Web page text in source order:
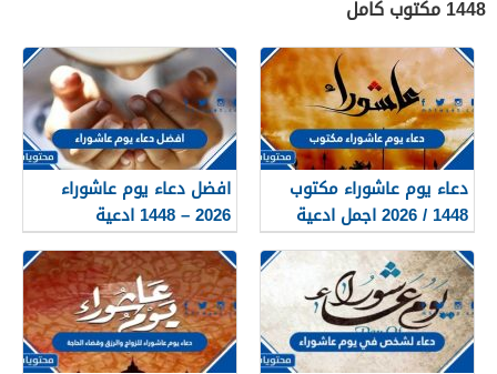
1448 مكتوب كامل
دعاء يوم عاشوراء مكتوب
1448 / 2026 اجمل ادعية
صيام عاشوراء
افضل دعاء يوم عاشوراء
2026 – 1448 ادعية
مستجابة مكتوبة